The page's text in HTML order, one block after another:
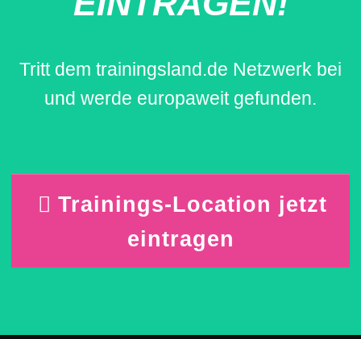
Tritt dem trainingsland.de Netzwerk bei
und werde europaweit gefunden.
Trainings-Location jetzt
eintragen